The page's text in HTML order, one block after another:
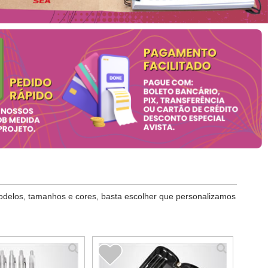
tamanhos e cores, basta escolher que personalizamos